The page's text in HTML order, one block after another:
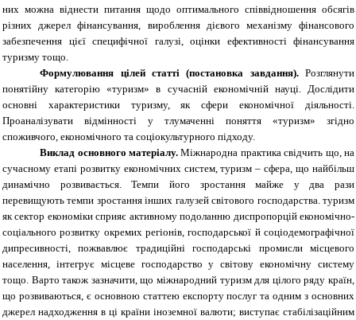
них можна віднести питання щодо оптимального співвідношення обсягів
різних джерел фінансування, вироблення дієвого механізму фінансового
забезпечення цієї специфічної галузі, оцінки ефективності фінансування
туризму тощо.
Формулювання цілей статті (постановка завдання). Розглянути
понятійну категорію «туризм» в сучасній економічній науці. Дослідити
основні характеристики туризму, як сфери економічної діяльності.
Проаналізувати відмінності у тлумаченні поняття «туризм» згідно
споживчого, економічного та соціокультурного підходу.
Виклад основного матеріалу. Міжнародна практика свідчить що, на
сучасному етапі розвитку економічних систем, туризм – сфера, що найбільш
динамічно розвивається. Темпи його зростання майже у два рази
перевищують темпи зростання інших галузей світового господарства. туризм
як сектор економіки сприяє активному подоланню диспропорцій економічно-
соціального розвитку окремих регіонів, господарської й соціодемографічної
дипресивності, пожвавлює традиційні господарські промисли місцевого
населення, інтегрує місцеве господарство у світову економічну систему
тощо. Варто також зазначити, що міжнародний туризм для цілого ряду країн,
що розвиваються, є основною статтею експорту послуг та одним з основних
джерел надходження в ці країни іноземної валюти; виступає стабілізаційним